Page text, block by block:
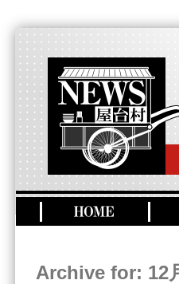
Archive for: 12